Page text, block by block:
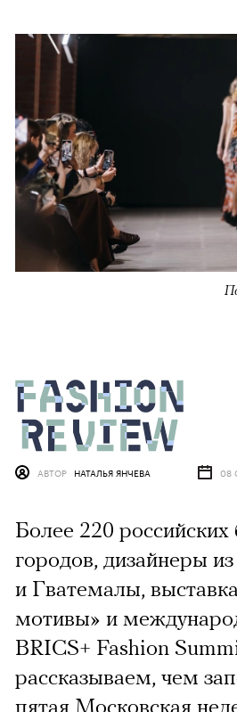
АВТОР НАТАЛЬЯ ЯНЧЕВА 08
Более 220 российских
городов, дизайнеры
и Гватемалы,
мотивы» и
BRICS+ Fashion
рассказываем, чем
пятая Московская